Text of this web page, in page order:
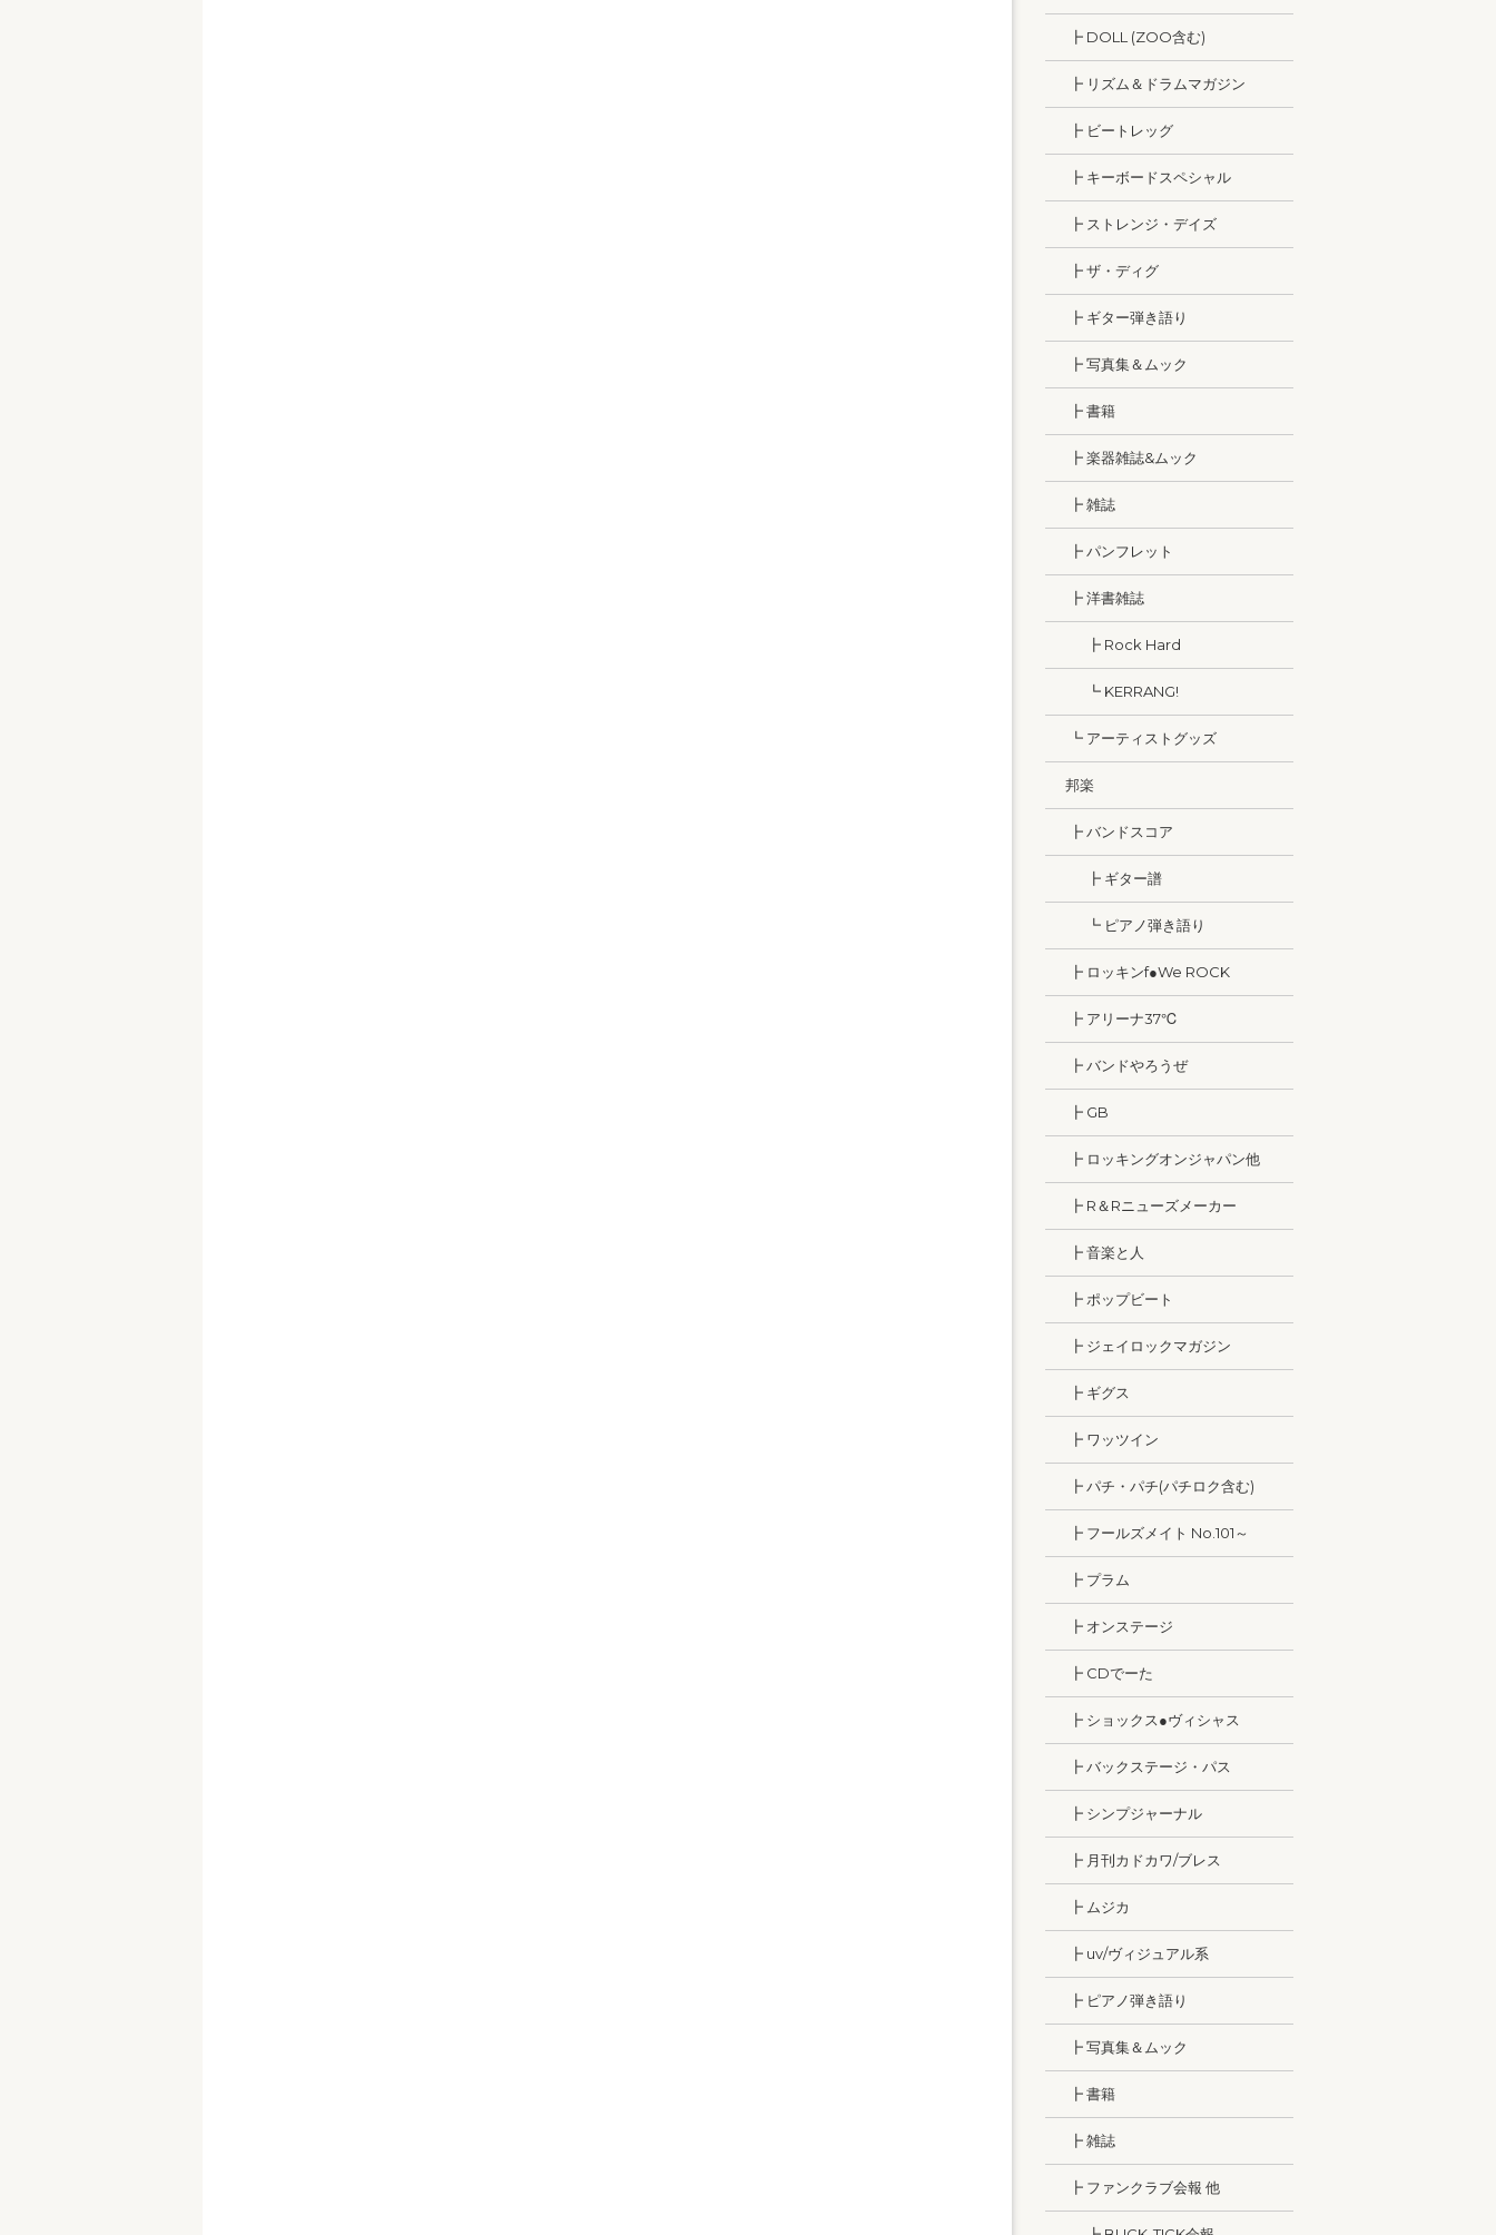
┣ DOLL (ZOO含む)
┣ リズム＆ドラムマガジン
┣ ビートレッグ
┣ キーボードスペシャル
┣ ストレンジ・デイズ
┣ ザ・ディグ
┣ ギター弾き語り
┣ 写真集＆ムック
┣ 書籍
┣ 楽器雑誌&ムック
┣ 雑誌
┣ パンフレット
┣ 洋書雑誌
┣ Rock Hard
┗ KERRANG!
┗ アーティストグッズ
邦楽
┣ バンドスコア
┣ ギター譜
┗ ピアノ弾き語り
┣ ロッキンf●We ROCK
┣ アリーナ37℃
┣ バンドやろうぜ
┣ GB
┣ ロッキングオンジャパン他
┣ R＆Rニューズメーカー
┣ 音楽と人
┣ ポップビート
┣ ジェイロックマガジン
┣ ギグス
┣ ワッツイン
┣ パチ・パチ(パチロク含む)
┣ フールズメイト No.101～
┣ プラム
┣ オンステージ
┣ CDでーた
┣ ショックス●ヴィシャス
┣ バックステージ・パス
┣ シンプジャーナル
┣ 月刊カドカワ/ブレス
┣ ムジカ
┣ uv/ヴィジュアル系
┣ ピアノ弾き語り
┣ 写真集＆ムック
┣ 書籍
┣ 雑誌
┣ ファンクラブ会報 他